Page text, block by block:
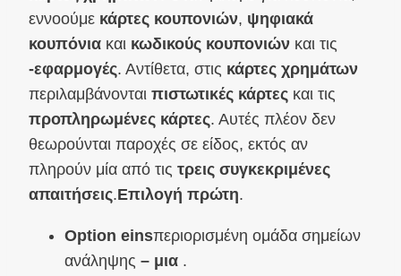
εννοούμε κάρτες κουπονιών, ψηφιακά
κουπόνια και κωδικούς κουπονιών και τις
-εφαρμογές. Αντίθετα, στις κάρτες χρημάτων
περιλαμβάνονται πιστωτικές κάρτες και τις
προπληρωμένες κάρτες. Αυτές πλέον δεν
θεωρούνται παροχές σε είδος, εκτός αν
πληρούν μία από τις τρεις συγκεκριμένες
απαιτήσεις.Επιλογή πρώτη.
Option einsπεριορισμένη ομάδα σημείων
ανάληψης – μια .